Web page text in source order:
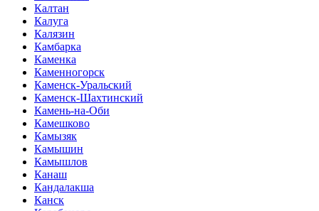
Калтан
Калуга
Калязин
Камбарка
Каменка
Каменногорск
Каменск-Уральский
Каменск-Шахтинский
Камень-на-Оби
Камешково
Камызяк
Камышин
Камышлов
Канаш
Кандалакша
Канск